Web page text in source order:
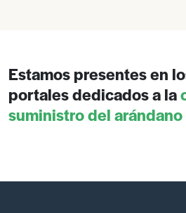
Estamos presentes en
portales dedicados a la
suministro del arándano